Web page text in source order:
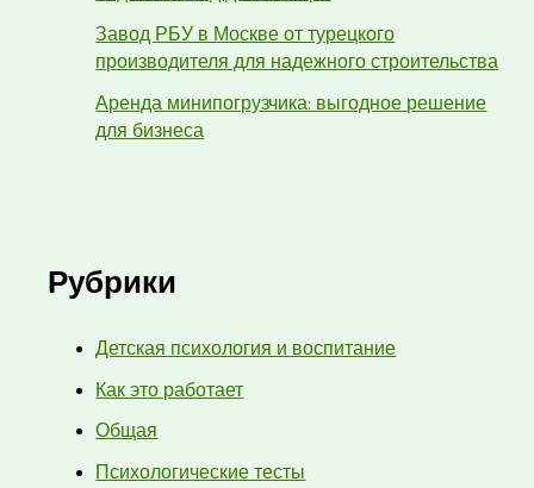
Завод РБУ в Москве от турецкого
производителя для надежного строительства
Аренда минипогрузчика: выгодное решение
для бизнеса
Рубрики
Детская психология и воспитание
Как это работает
Общая
Психологические тесты